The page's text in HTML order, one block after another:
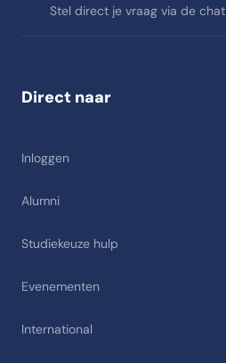
Stel direct je vraag via de chat
Direct naar
Inloggen
Alumni
Studiekeuze hulp
Evenementen
International